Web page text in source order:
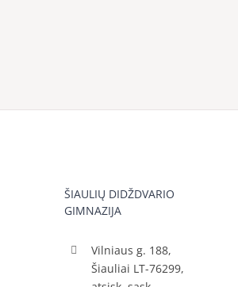
ŠIAULIŲ DIDŽDVARIO
GIMNAZIJA
Vilniaus g. 188,
Šiauliai LT-76299,